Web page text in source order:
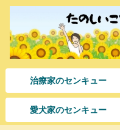
治療家のセンキュー
愛犬家のセンキュー